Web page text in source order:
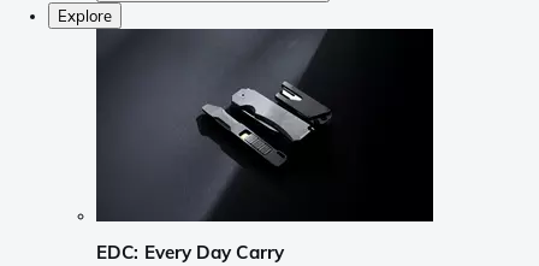
Explore
EDC: Every Day Carry